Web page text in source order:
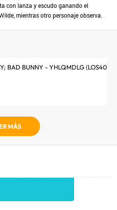
con lanza y escudo ganando el
mientras otro personaje observa.
BAD BUNNY - YHLQMDLG (LOS40
MÁS